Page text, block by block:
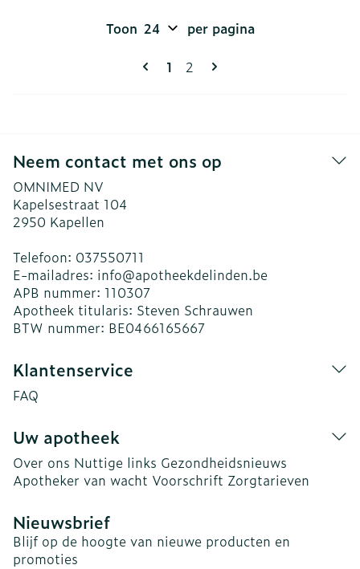
Pagina's
U lees momenteel pagina
1 Pagina
2
Toon per pagina
Neem contact met ons op
OMNIMED NV
Kapelsestraat 104
2950 Kapellen
Telefoon: 037550711
E-mailadres: info@apotheekdelinden.be
APB nummer: 110307
Apotheek titularis: Steven Schrauwen
BTW nummer: BE0466165667
Klantenservice
FAQ
Uw apotheek
Over ons Nuttige links Gezondheidsnieuws
Apotheker van wacht Voorschrift Zorgtarieven
Nieuwsbrief
Blijf op de hoogte van nieuwe producten en
promoties